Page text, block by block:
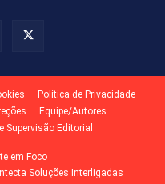
Política de Privacidade
Equipe/Autores
Supervisão Editorial
em Foco
Soluções Interligadas